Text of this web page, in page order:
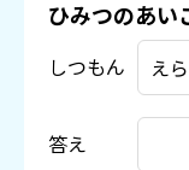
ひみつのあ
しつもん
答え